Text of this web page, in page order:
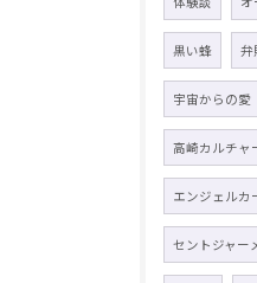
黒い蜂 弁
宇宙からの愛
高崎カルチャ
エンジェルカ
セントジャー